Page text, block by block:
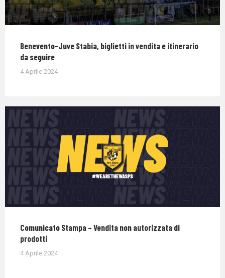
Benevento-Juve Stabia, biglietti in vendita e itinerario
da seguire
4 Aprile 2024
Comunicato Stampa – Vendita non autorizzata di
prodotti
4 Aprile 2024